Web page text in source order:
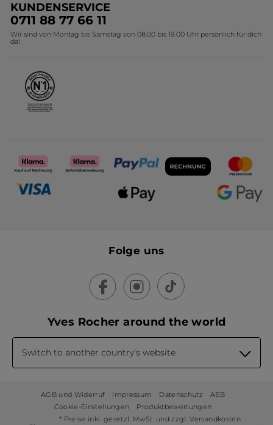
Geschenkideen Yves Rocher
Kollektion Monoi Yves Rocher
Umweltstiftung YR
Affiliate Programm
KUNDENSERVICE
0711 88 77 66 11
Wir sind von Montag bis Samstag von 08.00 bis 19.00 Uhr persönlich für dich
da!
Folge uns
Yves Rocher around the world
Switch to another country's website
AGB und Widerruf Impressum Datenschutz
AEB
Cookie-Einstellungen
Produktbewertungen
* Preise inkl. gesetzl. MwSt. und zzgl. Versandkosten